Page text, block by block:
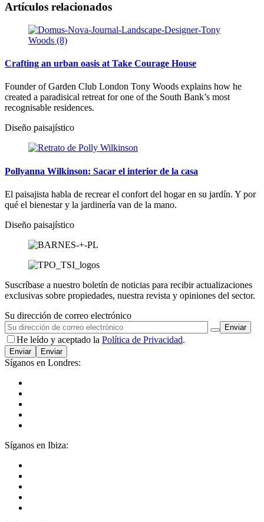
Artículos relacionados
Crafting an urban oasis at Take Courage House
Founder of Garden Club London Tony Woods explains how he
created a paradisical retreat for one of the South Bank’s most
recognisable residences.
Diseño paisajístico
Pollyanna Wilkinson: Sacar el interior de la casa
El paisajista habla de recrear el confort del hogar en su jardín. Y por
qué el bienestar y la jardinería van de la mano.
Diseño paisajístico
Suscríbase a nuestro boletín de noticias para recibir actualizaciones
exclusivas sobre propiedades, nuestra revista y opiniones del sector.
Su dirección de correo electrónico
He leído y aceptado la Política de Privacidad.
Enviar
Síganos en Londres:
Síganos en Ibiza: